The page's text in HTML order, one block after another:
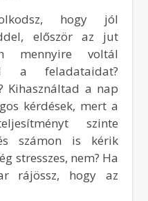
először az jut
mennyire voltál
a feladataidat?
Kihasználtad a nap
kérdések, mert a
szinte
számon is kérik
stresszes, nem? Ha
rájössz, hogy az